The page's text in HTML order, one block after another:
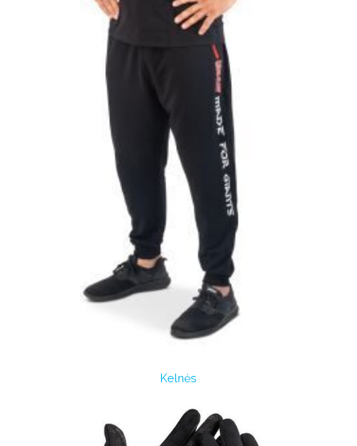
Kelnės